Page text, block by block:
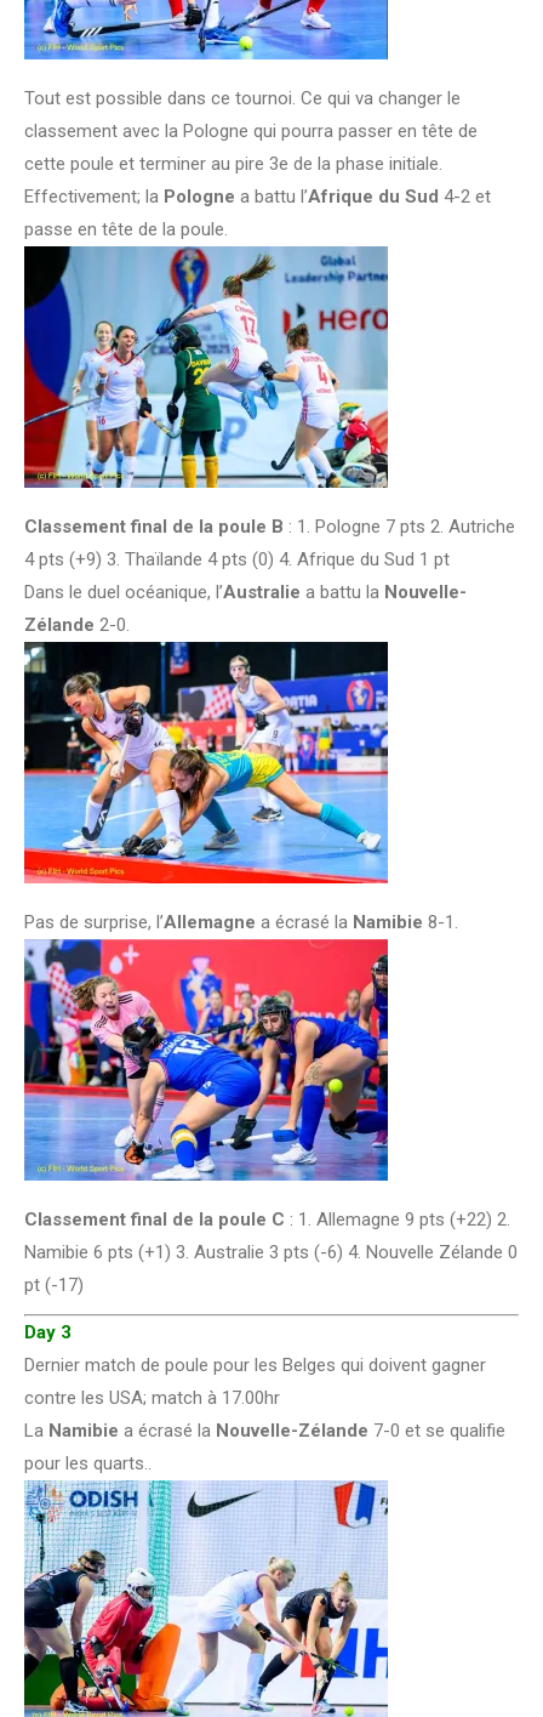
Tout est possible dans ce tournoi. Ce qui va changer le
classement avec la Pologne qui pourra passer en tête de
cette poule et terminer au pire 3e de la phase initiale.
Effectivement; la Pologne a battu l’Afrique du Sud 4-2 et
passe en tête de la poule.
Classement final de la poule B : 1. Pologne 7 pts 2. Autriche
4 pts (+9) 3. Thaïlande 4 pts (0) 4. Afrique du Sud 1 pt
Dans le duel océanique, l’Australie a battu la Nouvelle-
Zélande 2-0.
Pas de surprise, l’Allemagne a écrasé la Namibie 8-1.
Classement final de la poule C : 1. Allemagne 9 pts (+22) 2.
Namibie 6 pts (+1) 3. Australie 3 pts (-6) 4. Nouvelle Zélande 0
pt (-17)
Day 3
Dernier match de poule pour les Belges qui doivent gagner
contre les USA; match à 17.00hr
La Namibie a écrasé la Nouvelle-Zélande 7-0 et se qualifie
pour les quarts..